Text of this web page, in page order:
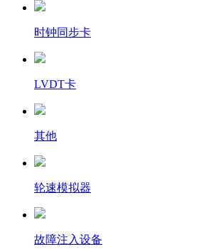
时钟同步卡
LVDT卡
其他
轮速模拟器
故障注入设备